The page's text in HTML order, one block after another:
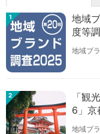
1
地域
度等
地域ブ
2
「観
6」京
地域ブ